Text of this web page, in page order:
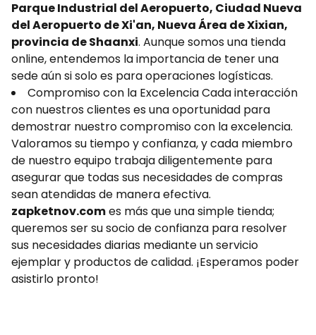
Parque Industrial del Aeropuerto, Ciudad Nueva
del Aeropuerto de Xi'an, Nueva Área de Xixian,
provincia de Shaanxi. Aunque somos una tienda
online, entendemos la importancia de tener una
sede aún si solo es para operaciones logísticas.
Compromiso con la Excelencia Cada interacción
con nuestros clientes es una oportunidad para
demostrar nuestro compromiso con la excelencia.
Valoramos su tiempo y confianza, y cada miembro
de nuestro equipo trabaja diligentemente para
asegurar que todas sus necesidades de compras
sean atendidas de manera efectiva.
zapketnov.comes más que una simple tienda;
queremos ser su socio de confianza para resolver
sus necesidades diarias mediante un servicio
ejemplar y productos de calidad. ¡Esperamos poder
asistirlo pronto!